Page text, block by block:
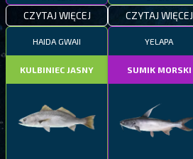
CZYTAJ WIĘCEJ CZYTAJ WIĘCEJ
HAIDA GWAII
KULBINIEC JASNY
YELAPA
SUMIK MORSKI